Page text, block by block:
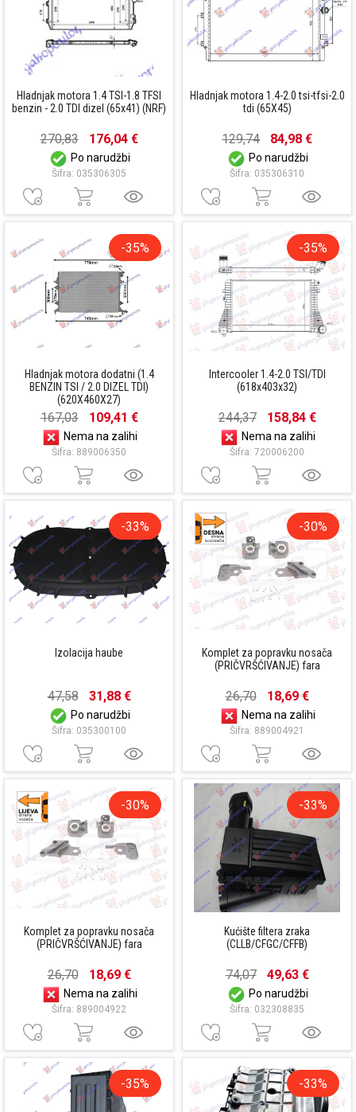
Hladnjak motora 1.4 TSI-1.8 TFSI
benzin - 2.0 TDI dizel (65x41) (NRF)
270,83 176,04 €
Po narudžbi
Šifra: 035306305
Hladnjak motora 1.4-2.0 tsi-tfsi-2.0
tdi (65X45)
129,74 84,98 €
Po narudžbi
Šifra: 035306310
-35%
Hladnjak motora dodatni (1.4
BENZIN TSI / 2.0 DIZEL TDI)
(620X460X27)
167,03 109,41 €
Nema na zalihi
Šifra: 889006350
-35%
Intercooler 1.4-2.0 TSI/TDI
(618x403x32)
244,37 158,84 €
Nema na zalihi
Šifra: 720006200
-33%
Izolacija haube
47,58 31,88 €
Po narudžbi
Šifra: 035300100
-30%
Komplet za popravku nosača
(PRIČVRŠĆIVANJE) fara
26,70 18,69 €
Nema na zalihi
Šifra: 889004921
-30%
Komplet za popravku nosača
(PRIČVRŠĆIVANJE) fara
26,70 18,69 €
Nema na zalihi
Šifra: 889004922
-33%
Kućište filtera zraka
(CLLB/CFGC/CFFB)
74,07 49,63 €
Po narudžbi
Šifra: 032308835
-35% -33%